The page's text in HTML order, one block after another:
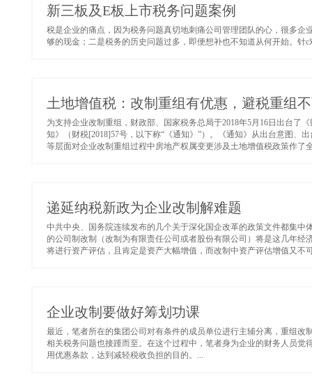
新三板及E板上市税务问题案例
税是企业的痛点，因为税务问题真切地刺痛公司管理团队的心，很多
够的现金；二是税务的历史问题过多，即便想补也不知道从何开始。针
土地增值税：改制重组有优惠，避税重组
为支持企业改制重组，财政部、国家税务总局于2018年5月16日出台了
知》（财税[2018]57号，以下称“《通知》”）。《通知》从出台意图、
等层面对企业改制重组过程中房地产权属变更涉及土地增值税政策作了
递延纳税新政为企业改制解难题
中共中央、国务院连续发布的几个关于深化国企改革的政策文件都集
的公司制改制（改制为有限责任公司或者股份有限公司）将是这几年
将进行资产评估，且肯定是资产大幅增值，而改制中资产评估增值又不
企业改制要做好筹划功课
最近，笔者所在的集团公司对有条件的成员单位进行主辅分离，重组
相关税务问题也接踵而至。在这个过程中，笔者身为企业的财务人员
用优惠条款，达到减轻税收负担的目的。...